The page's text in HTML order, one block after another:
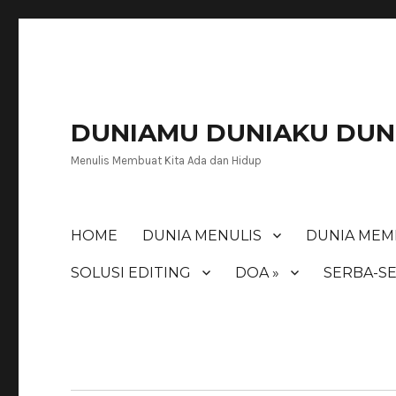
DUNIAMU DUNIAKU
Menulis Membuat Kita Ada dan Hidup
HOME DUNIA MENULIS DUNIA
SOLUSI EDITING DOA » SERBA-